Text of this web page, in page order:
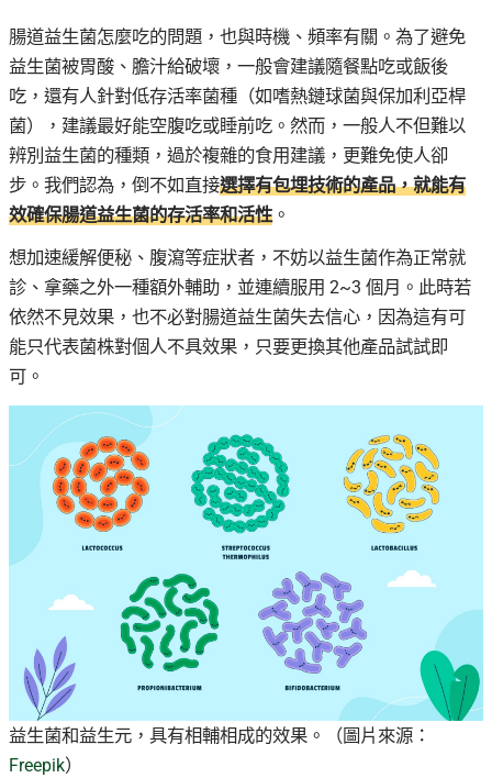
腸道益生菌怎麼吃的問題，也與時機、頻率有關。為了避免
益生菌被胃酸、膽汁給破壞，一般會建議隨餐點吃或飯後
吃，還有人針對低存活率菌種（如嗜熱鏈球菌與保加利亞桿
菌），建議最好能空腹吃或睡前吃。然而，一般人不但難以
辨別益生菌的種類，過於複雜的食用建議，更難免使人卻
步。我們認為，倒不如直接選擇有包埋技術的產品，就能有
效確保腸道益生菌的存活率和活性。
想加速緩解便秘、腹瀉等症狀者，不妨以益生菌作為正常就
診、拿藥之外一種額外輔助，並連續服用 2~3 個月。此時若
依然不見效果，也不必對腸道益生菌失去信心，因為這有可
能只代表菌株對個人不具效果，只要更換其他產品試試即
可。
益生菌和益生元，具有相輔相成的效果。（圖片來源：
Freepik）